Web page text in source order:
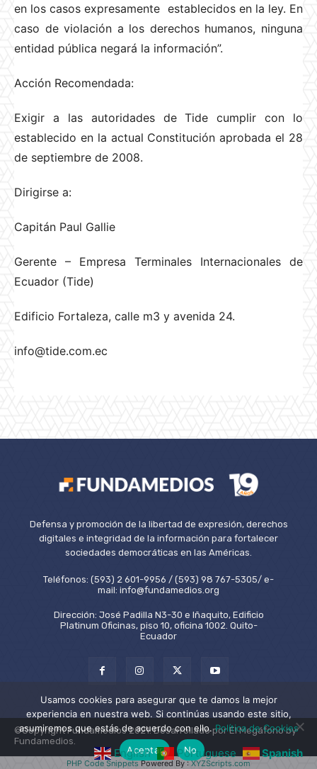
en los casos expresamente establecidos en la ley. En
caso de violación a los derechos humanos, ninguna
entidad pública negará la información”.
Acción Recomendada:
Exigir a las autoridades de Tide cumplir con lo
establecido en la actual Constitución aprobada el 28
de septiembre de 2008.
Dirigirse a:
Capitán Paul Gallie
Gerente – Empresa Terminales Internacionales de
Ecuador (Tide)
Edificio Fortaleza, calle m3 y avenida 24.
info@tide.com.ec
Defensa y promoción de la libertad de expresión, derechos
digitales e integridad de la información para fortalecer
sociedades democráticas en las Américas.
Teléfonos: (593) 2 601-9956 / (593) 98 767-5305/ e-
mail: info@fundamedios.org
Dirección: José Padilla N3-30 e Iñaquito, Edificio
Platinum Oficinas, piso 10, oficina 1002. Quito-
Ecuador
©Copyright Fundamedios 2021. Desarrollado por El Megáfono by
Fundamedios.
English Portuguese Spanish
PHP Code SnippetsPowered By :XYZScripts.com
Usamos cookies para asegurar que te damos la mejor
experiencia en nuestra web. Si continúas usando este sitio,
asumiremos que estás de acuerdo con ello.Política de Cookies
Aceptar
No